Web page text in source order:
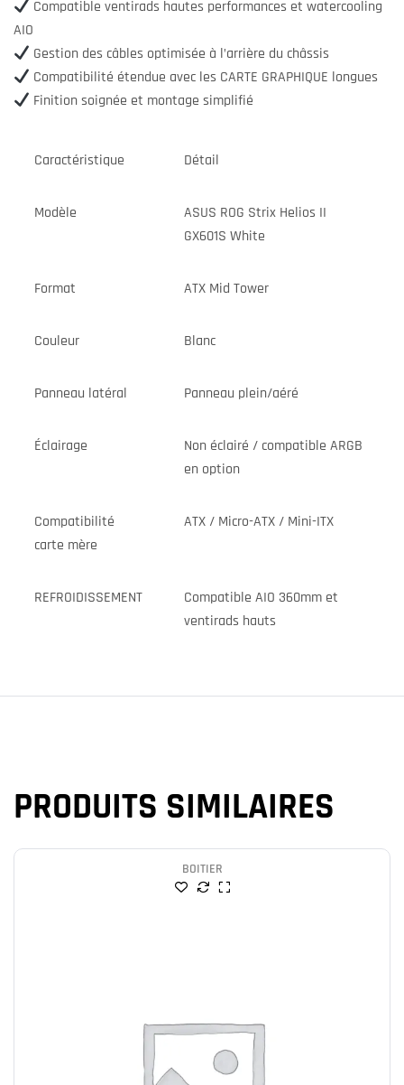
Compatible ventirads hautes performances et watercooling
AIO
Gestion des câbles optimisée à l’arrière du châssis
Compatibilité étendue avec les CARTE GRAPHIQUE longues
Finition soignée et montage simplifié
Caractéristique Détail
Modèle
ASUS ROG Strix Helios II
GX601S White
Format ATX Mid Tower
Couleur Blanc
Panneau latéral Panneau plein/aéré
Éclairage
Non éclairé / compatible ARGB
en option
Compatibilité
carte mère
ATX / Micro-ATX / Mini-ITX
REFROIDISSEMENT
Compatible AIO 360mm et
ventirads hauts
PRODUITS SIMILAIRES
BOITIER